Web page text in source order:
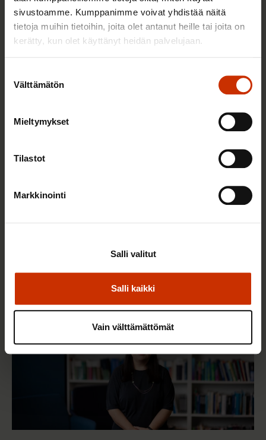
sivustoamme. Kumppanimme voivat yhdistää näitä
tietoja muihin tietoihin, joita olet antanut heille tai joita on
kerätty, kun olet käyttänyt heidän palvelujaan.
valinta
Välttämätön
Mieltymykset
Tilastot
Markkinointi
Salli kaikki
Salli valitut
Vain välttämättömät
Sinua saattaa myös kiinnostaa
TASA-ARVO JA YHDENVERTAISUUS
Mikä muuttui määräaikaisissa työsuhteissa? Lue
TASA-ARVO JA YHDENVERTAISUUS